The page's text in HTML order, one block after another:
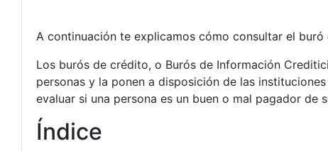
A continuación te explicamos cómo consultar el
Los burós de crédito, o Burós de Información
personas y la ponen a disposición de las
evaluar si una persona es un buen o mal pagador de
Índice